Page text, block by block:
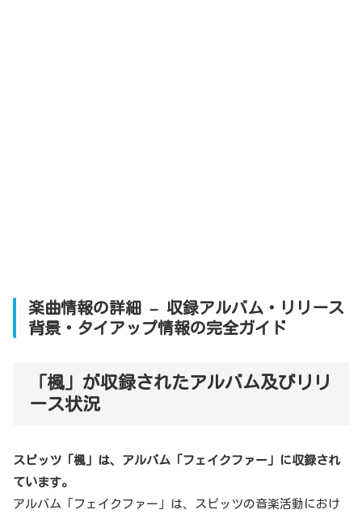
楽曲情報の詳細 – 収録アルバム・リリース
背景・タイアップ情報の完全ガイド
「楓」が収録されたアルバム及びリリ
ース状況
スピッツ「楓」は、アルバム「フェイクファー」に収録され
ています。
アルバム「フェイクファー」は、スピッツの音楽活動におけ